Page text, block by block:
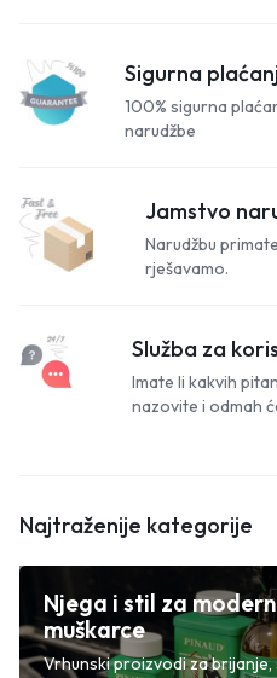
Sigurna
100% sigurna
narudžbe
Jamstvo
Narudžbu
rješavamo.
Služba za
Imate li kakvih
nazovite i odmah
Najtraženije kategorije
Njega i stil za
muškarce
Vrhunski proizvodi za brijanje,